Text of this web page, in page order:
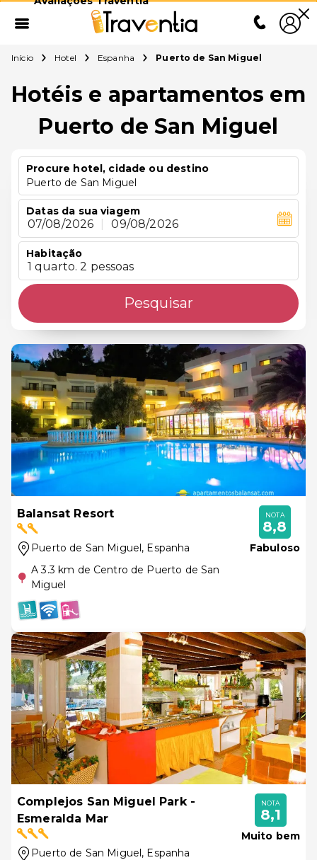
Início Hotel Espanha Puerto de San Miguel
Hotéis e apartamentos em
Puerto de San Miguel
Procure hotel, cidade ou destino
Puerto de San Miguel
Datas da sua viagem
07/08/2026 09/08/2026
Habitação
1 quarto. 2 pessoas
Pesquisar
Balansat Resort
Puerto de San Miguel, Espanha
A 3.3 km de Centro de Puerto de San
Miguel
NOTA
8,8
Fabuloso
Complejos San Miguel Park -
Esmeralda Mar
Puerto de San Miguel, Espanha
NOTA
8,1
Muito bem